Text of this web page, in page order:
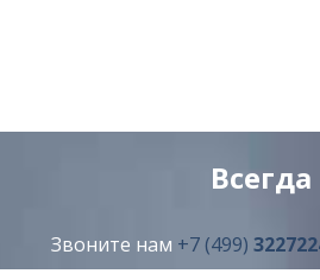
Звоните нам +7 (499)